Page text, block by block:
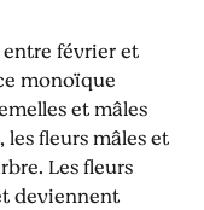
février et
monoïque
et mâles
fleurs mâles et
Les fleurs
deviennent